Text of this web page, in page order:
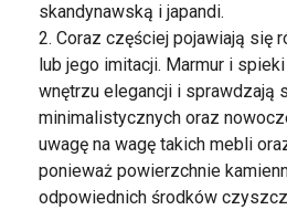
skandynawską i japandi.
Coraz częściej pojawiają się
lub jego imitacji. Marmur i
wnętrzu elegancji i sprawdzają
minimalistycznych oraz
uwagę na wagę takich mebli
ponieważ powierzchnie
odpowiednich środków